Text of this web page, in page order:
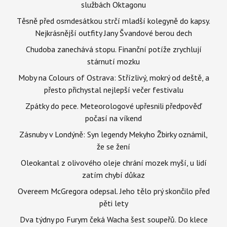
službách Oktagonu
Těsně před osmdesátkou strčí mladší kolegyně do kapsy.
Nejkrásnější outfity Jany Švandové berou dech
Chudoba zanechává stopu. Finanční potíže zrychlují
stárnutí mozku
Moby na Colours of Ostrava: Střízlivý, mokrý od deště, a
přesto přichystal nejlepší večer festivalu
Zpátky do pece. Meteorologové upřesnili předpověď
počasí na víkend
Zásnuby v Londýně: Syn legendy Mekyho Žbirky oznámil,
že se žení
Oleokantal z olivového oleje chrání mozek myší, u lidí
zatím chybí důkaz
Overeem McGregora odepsal. Jeho tělo prý skončilo před
pěti lety
Dva týdny po Furym čeká Wacha šest soupeřů. Do klece